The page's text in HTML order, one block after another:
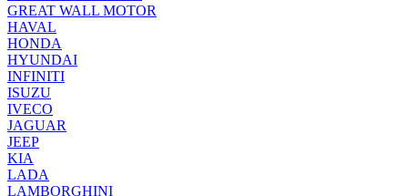
GREAT WALL MOTOR
HAVAL
HONDA
HYUNDAI
INFINITI
ISUZU
IVECO
JAGUAR
JEEP
KIA
LADA
LAMBORGHINI